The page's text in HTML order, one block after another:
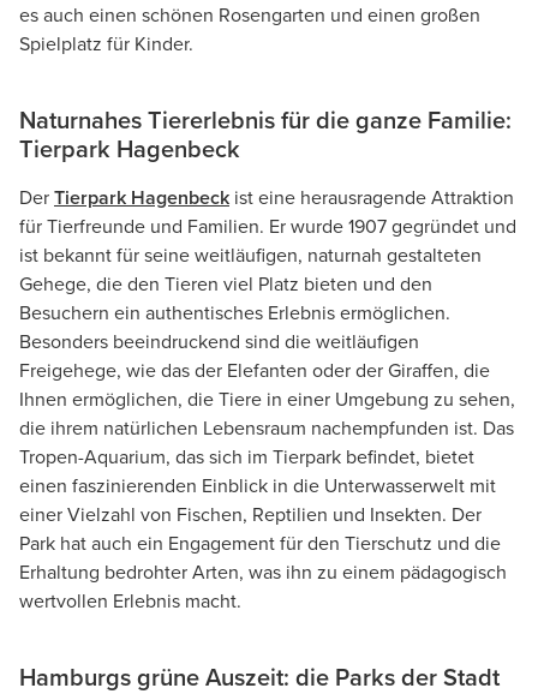
es auch einen schönen Rosengarten und einen großen
Spielplatz für Kinder.
Naturnahes Tiererlebnis für die ganze Familie:
Tierpark Hagenbeck
Der Tierpark Hagenbeck ist eine herausragende Attraktion
für Tierfreunde und Familien. Er wurde 1907 gegründet und
ist bekannt für seine weitläufigen, naturnah gestalteten
Gehege, die den Tieren viel Platz bieten und den
Besuchern ein authentisches Erlebnis ermöglichen.
Besonders beeindruckend sind die weitläufigen
Freigehege, wie das der Elefanten oder der Giraffen, die
Ihnen ermöglichen, die Tiere in einer Umgebung zu sehen,
die ihrem natürlichen Lebensraum nachempfunden ist. Das
Tropen-Aquarium, das sich im Tierpark befindet, bietet
einen faszinierenden Einblick in die Unterwasserwelt mit
einer Vielzahl von Fischen, Reptilien und Insekten. Der
Park hat auch ein Engagement für den Tierschutz und die
Erhaltung bedrohter Arten, was ihn zu einem pädagogisch
wertvollen Erlebnis macht.
Hamburgs grüne Auszeit: die Parks der Stadt